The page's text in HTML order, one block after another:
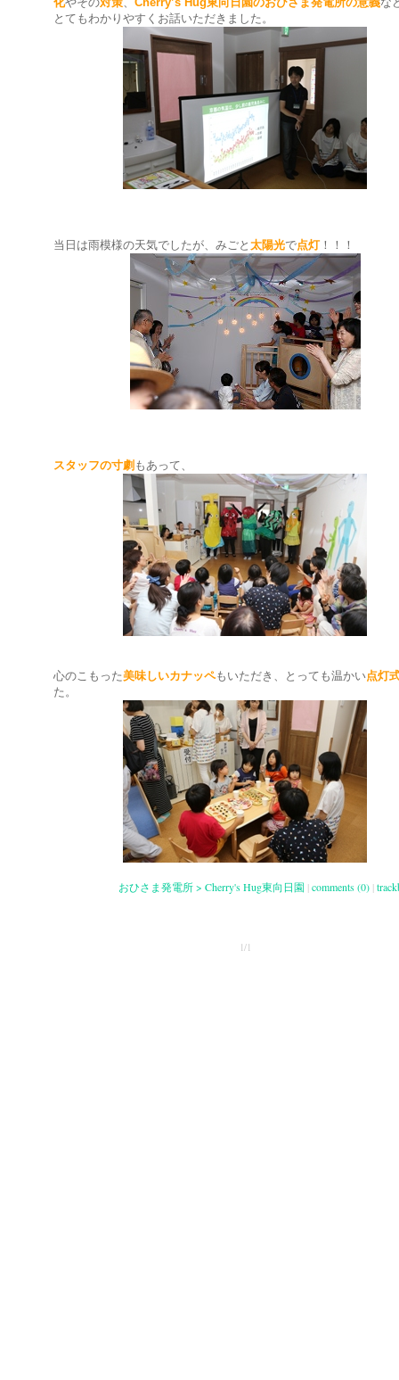
とてもわかりやすくお話いただきました。
当日は雨模様の天気でしたが、みごと 太陽光で点灯！！！
スタッフの寸劇 もあって、
心のこもった美味しいカナッペもいただき、とっても温かい点灯
た。
おひさま発電所 > Cherry's Hug東向日園 |comments (0) |
1/1